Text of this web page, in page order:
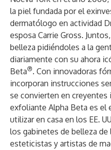
la piel fundada por el
dermatólogo en actividad
esposa Carrie Gross.
belleza pidiéndoles a la
diariamente con su ahora
Beta®. Con innovadoras
incorporan instrucciones
se convierten en
exfoliante Alpha Beta es el
utilizar en casa en los EE.
los gabinetes de belleza
esteticistas y artistas de